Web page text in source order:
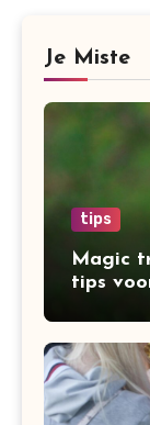
Je Miste
tips
Magic
tips